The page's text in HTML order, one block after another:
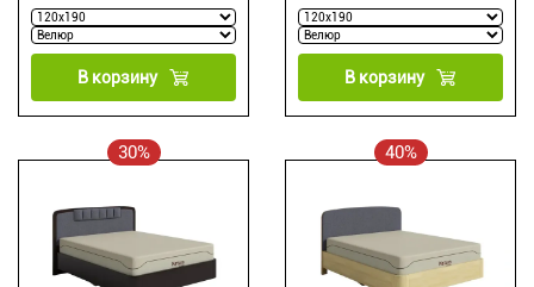
В корзину В корзину
30% 40%